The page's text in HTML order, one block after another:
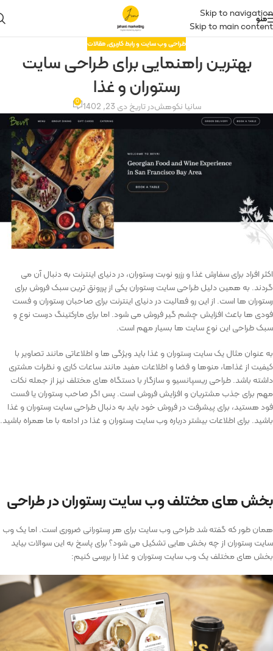
Skip to navigation
Skip to main content
منو
طراحی وب سایت و رابط کاربری,مقالات
بهترین راهنمایی برای طراحی سایت
رستوران و غذا
سانیا نکوهشدر تاریخ دی 23, 1402 0
اکثر افراد برای سفارش غذا و رزرو نوبت رستوران، در دنیای اینترنت به دنبال آن می
گردند. به همین دلیل طراحی سایت رستوران یکی از پررونق ترین سبک فروش برای
رستوران ها است. از این رو فعالیت در دنیای اینترنت برای صاحبان رستوران و فست
فودی ها باعث افزایش چشم گیر فروش می شود. اما برای مارکتینگ درست نوع و
سبک طراحی این نوع سایت ها بسیار مهم است.
به عنوان مثال یک سایت رستوران و غذا باید ویژگی ها و اطلاعاتی مانند تصاویر با
کیفیت از غذاها، منوها و فضا و اطلاعات مفید مانند ساعات کاری و نظرات مشتری
داشته باشد. طراحی ریسپانسیو و سازگار با دستگاه‌ های مختلف نیز از جمله نکات
مهم برای جذب مشتریان و افزایش فروش است. پس اگر صاحب رستوران یا فست
فود هستید، برای پیشرفت در فروش خود باید به دنبال طراحی سایت رستوران و غذا
باشید. برای اطلاعات بیشتر درباره وب سایت رستوران و غذا در ادامه با ما همراه باشید.
بخش های مختلف وب سایت رستوران در طراحی
همان طور که گفته شد طراحی وب سایت برای هر رستورانی ضروری است. اما یک وب
سایت رستوران از چه بخش هایی تشکیل می شود؟ برای پاسخ به این سوالات بیاید
بخش های مختلف یک وب سایت رستوران و غذا را بررسی کنیم: